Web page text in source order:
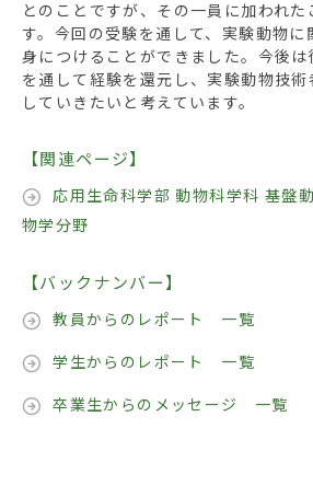
とのことですが、その一員に加われた
す。今回の受験を通して、実験動物に
身につけることができました。今後
を通して経験を還元し、実験動物技
していきたいと考えています。
【関連ページ】
応用生命科学部 動物科学科 基盤
物学分野
【バックナンバー】
教員からのレポート 一覧
学生からのレポート 一覧
卒業生からのメッセージ 一覧